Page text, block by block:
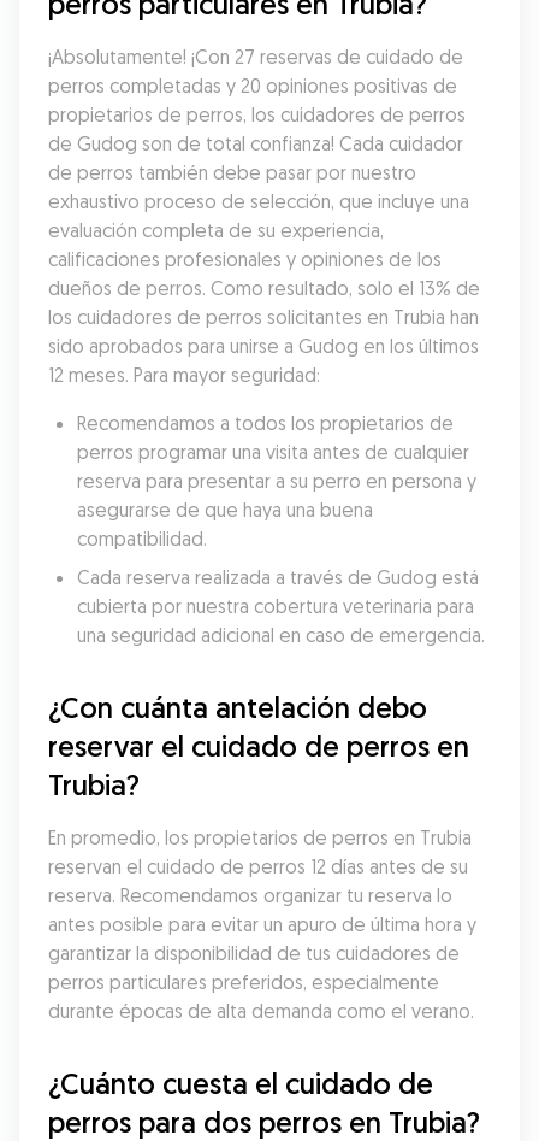
¡Absolutamente! ¡Con 27 reservas de cuidado de
perros completadas y 20 opiniones positivas de
propietarios de perros, los cuidadores de perros
de Gudog son de total confianza! Cada cuidador
de perros también debe pasar por nuestro
exhaustivo proceso de selección, que incluye una
evaluación completa de su experiencia,
calificaciones profesionales y opiniones de los
dueños de perros. Como resultado, solo el 13% de
los cuidadores de perros solicitantes en Trubia han
sido aprobados para unirse a Gudog en los últimos
12 meses. Para mayor seguridad:
Recomendamos a todos los propietarios de
perros programar una visita antes de cualquier
reserva para presentar a su perro en persona y
asegurarse de que haya una buena
compatibilidad.
Cada reserva realizada a través de Gudog está
cubierta por nuestra cobertura veterinaria para
una seguridad adicional en caso de emergencia.
¿Con cuánta antelación debo
reservar el cuidado de perros en
Trubia?
En promedio, los propietarios de perros en Trubia
reservan el cuidado de perros 12 días antes de su
reserva. Recomendamos organizar tu reserva lo
antes posible para evitar un apuro de última hora y
garantizar la disponibilidad de tus cuidadores de
perros particulares preferidos, especialmente
durante épocas de alta demanda como el verano.
¿Cuánto cuesta el cuidado de
perros para dos perros en Trubia?